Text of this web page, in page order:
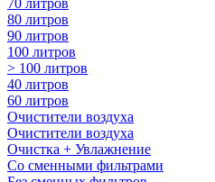
70 литров
80 литров
90 литров
100 литров
> 100 литров
40 литров
60 литров
Очистители воздуха
Очистители воздуха
Очистка + Увлажнение
Cо сменными фильтрами